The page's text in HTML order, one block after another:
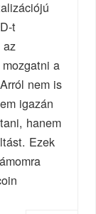
t
az
a
nem is
igazán
hanem
Ezek